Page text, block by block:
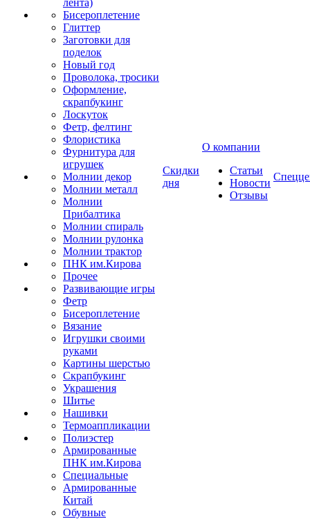
лента)
Бисероплетение
Глиттер
Заготовки для
поделок
Новый год
Проволока, тросики
Оформление,
скрапбукинг
Лоскуток
Фетр, фелтинг
Флористика
Фурнитура для
игрушек
Молнии декор
Молнии металл
Молнии
Прибалтика
Молнии спираль
Молнии рулонка
Молнии трактор
ПНК им.Кирова
Прочее
Развивающие игры
Фетр
Бисероплетение
Вязание
Игрушки своими
руками
Картины шерстью
Скрапбукинг
Украшения
Шитье
Нашивки
Термоаппликации
Полиэстер
Армированные
ПНК им.Кирова
Специальные
Армированные
Китай
Обувные
Скидки
дня
О компании
Статьи
Новости
Отзывы